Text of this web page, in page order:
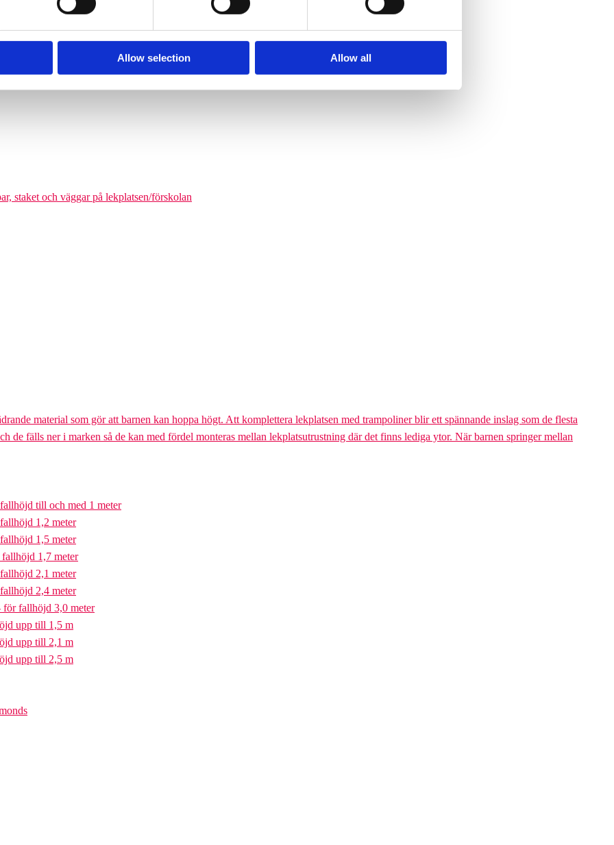
Allow selection Allow all
och kommunala parker.
där man kan förena leken med matematikutmaningar
staket och väggar på lekplatsen/förskolan
material som gör att barnen kan hoppa högt. Att komplettera lekplatsen med trampoliner blir ett spännande inslag som de flesta
de fälls ner i marken så de kan med fördel monteras mellan lekplatsutrustning där det finns lediga ytor. När barnen springer mellan
till och med 1 meter
1,2 meter
1,5 meter
1,7 meter
2,1 meter
2,4 meter
för fallhöjd 3,0 meter
upp till 1,5 m
upp till 2,1 m
upp till 2,5 m